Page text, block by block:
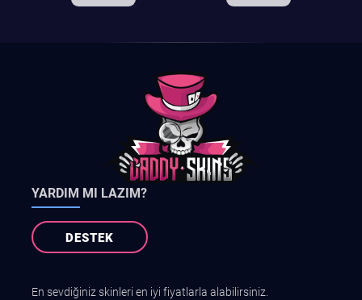
YARDIM MI LAZIM?
DESTEK
En sevdiğiniz skinleri en iyi fiyatlarla alabilirsiniz.